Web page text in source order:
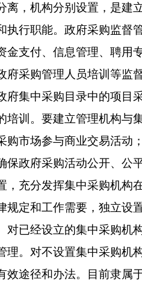
，机构分别设置，是建
执行职能。政府采购监督
金支付、信息管理、聘用
府采购管理人员培训等监
府集中采购目录中的项目
培训。要建立管理机构与
购市场参与商业交易活动
政府采购活动公开、公
充分发挥集中采购机构
规定和工作需要，独立设
对已经设立的集中采购机
。对不设置集中采购机
效途径和办法。目前隶属